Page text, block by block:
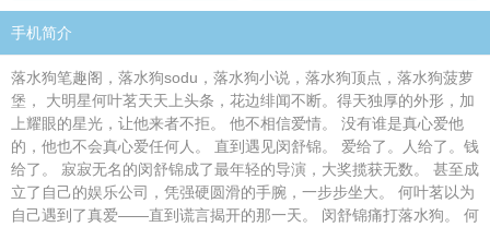
手机简介
落水狗笔趣阁，落水狗sodu，落水狗小说，落水狗顶点，落水狗菠萝
堡， 大明星何叶茗天天上头条，花边绯闻不断。得天独厚的外形，加
上耀眼的星光，让他来者不拒。 他不相信爱情。 没有谁是真心爱他
的，他也不会真心爱任何人。 直到遇见闵舒锦。 爱给了。人给了。钱
给了。 寂寂无名的闵舒锦成了最年轻的导演，大奖揽获无数。 甚至成
立了自己的娱乐公司，凭强硬圆滑的手腕，一步步坐大。 何叶茗以为
自己遇到了真爱——直到谎言揭开的那一天。 闵舒锦痛打落水狗。 何